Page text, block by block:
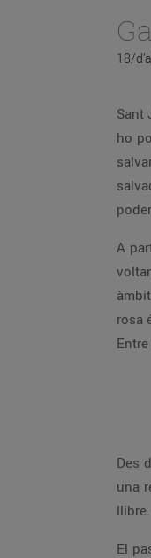
18/
Sant
ho
A
rosa
Des
una
llibre.
El